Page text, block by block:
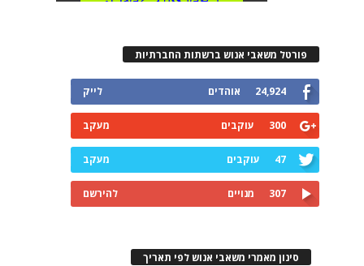
פורטל משאבי אנוש ברשתות החברתיות
24,924 אוהדים לייק
300 עוקבים מעקב
47 עוקבים מעקב
307 מנויים להירשם
סינון מאמרי משאבי אנוש לפי תאריך